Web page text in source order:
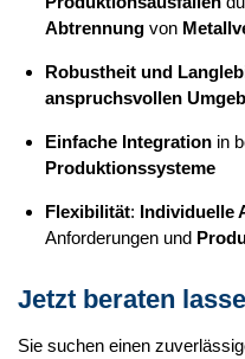
Abtrennungvon
Robustheit und
anspruchsvollen
Einfache Integrationin
Produktionssysteme
Flexibilität: Individuelle
Anforderungen und
Jetzt beraten
Sie suchen einen